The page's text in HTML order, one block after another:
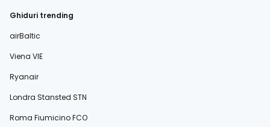
Ghiduri trending
airBaltic
Viena VIE
Ryanair
Londra Stansted STN
Roma Fiumicino FCO